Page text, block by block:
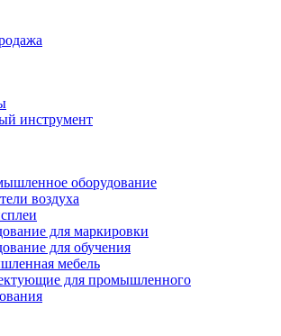
инструмент
оборудование
воздуха
для маркировки
для обучения
мебель
для промышленного